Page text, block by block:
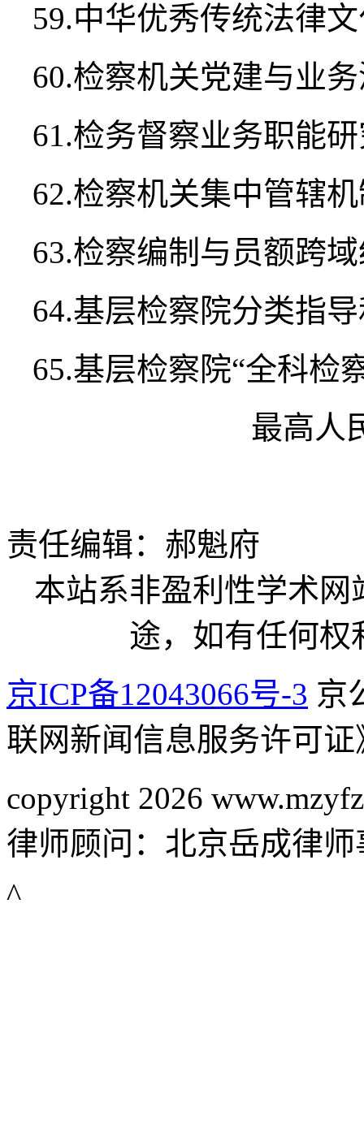
59.中华优秀传统法律
60.检察机关党建与业
61.检务督察业务职能
62.检察机关集中管辖
63.检察编制与员额跨
64.基层检察院分类指
65.基层检察院“全科检
最高人
责任编辑：郝魁府
本站系非盈利性学术
途，如有任何权
京ICP备12043066号-3 京
联网新闻信息服务许可证
copyright 2026
律师顾问：北京岳成律师
^